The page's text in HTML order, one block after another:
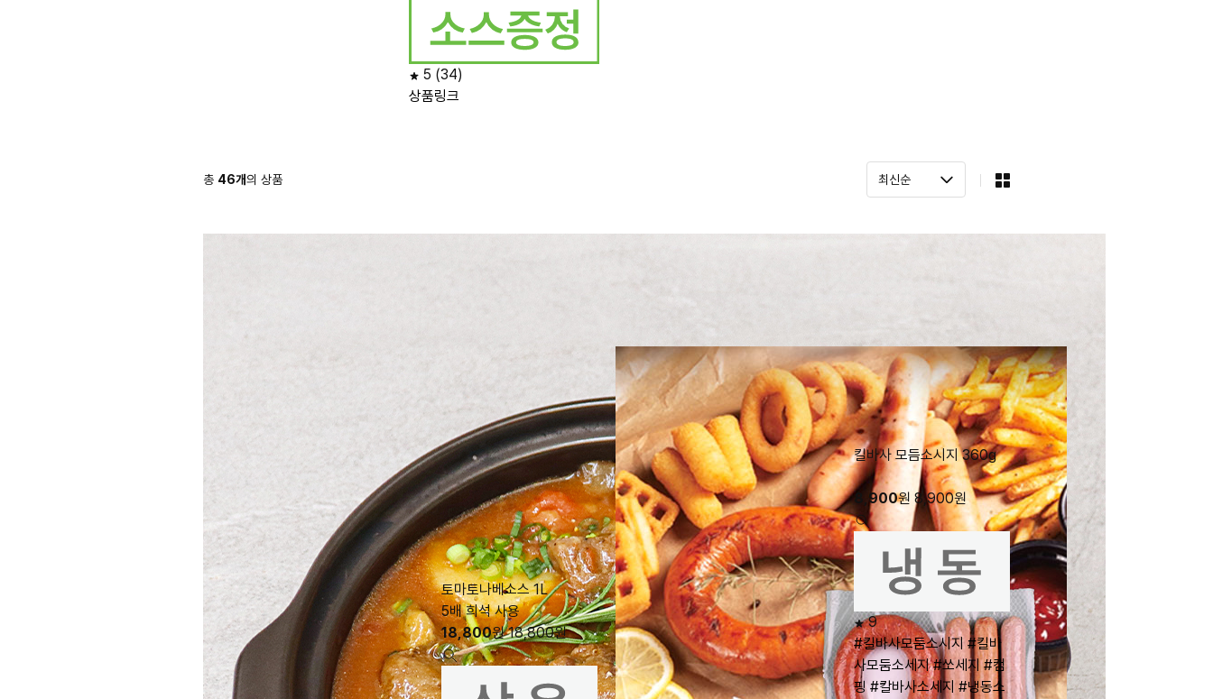
5 (34)
상품링크
총 46개의 상품
토마토나베소스 1L
5배 희석 사용
18,800원 18,800원
킬바사 모듬소시지 360g
8,900원 8,900원
9
#킬바사모둠소시지 #킬바
사모둠소세지 #쏘세지 #캠
핑 #칼바사소세지 #냉동소